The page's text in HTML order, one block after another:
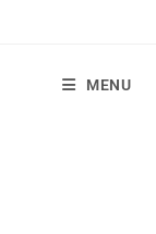
MENU